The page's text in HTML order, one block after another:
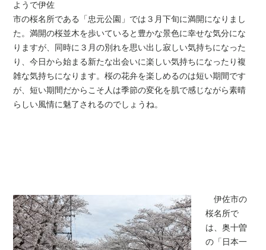
ようで伊佐
市の桜名所である「忠元公園」では３月下旬に満開になりまし
た。満開の桜並木を歩いていると豊かな景色に幸せな気分にな
りますが、同時に３月の別れを思い出し寂しい気持ちになった
り、今日から始まる新たな出会いに楽しい気持ちになったり複
雑な気持ちになります。桜の花弁を楽しめるのは短い期間です
が、短い期間だからこそ人は季節の変化を肌で感じながら素晴
らしい風情に魅了されるのでしょうね。
伊佐市の
桜名所で
は、奥十曽
の「日本一